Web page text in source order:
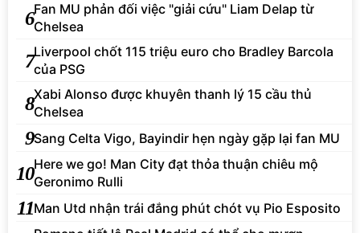
6Fan MU phản đối việc "giải cứu" Liam Delap từ
Chelsea
7Liverpool chốt 115 triệu euro cho Bradley Barcola
của PSG
8Xabi Alonso được khuyên thanh lý 15 cầu thủ
Chelsea
9Sang Celta Vigo, Bayindir hẹn ngày gặp lại fan MU
10Here we go! Man City đạt thỏa thuận chiêu mộ
Geronimo Rulli
11Man Utd nhận trái đắng phút chót vụ Pio Esposito